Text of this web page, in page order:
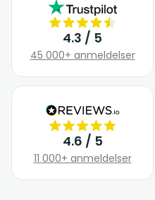
4.3 / 5
45 000+ anmeldelser
4.6 / 5
11 000+ anmeldelser